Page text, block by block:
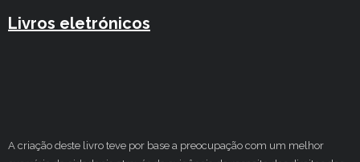
Livros eletrónicos
A criação deste livro teve por base a preocupação com um melhor